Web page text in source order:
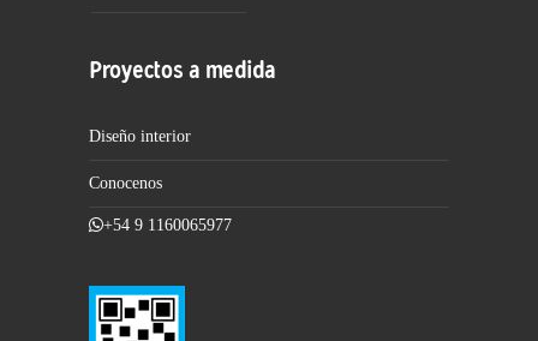
Proyectos a medida
Diseño interior
Conocenos
+54 9 1160065977